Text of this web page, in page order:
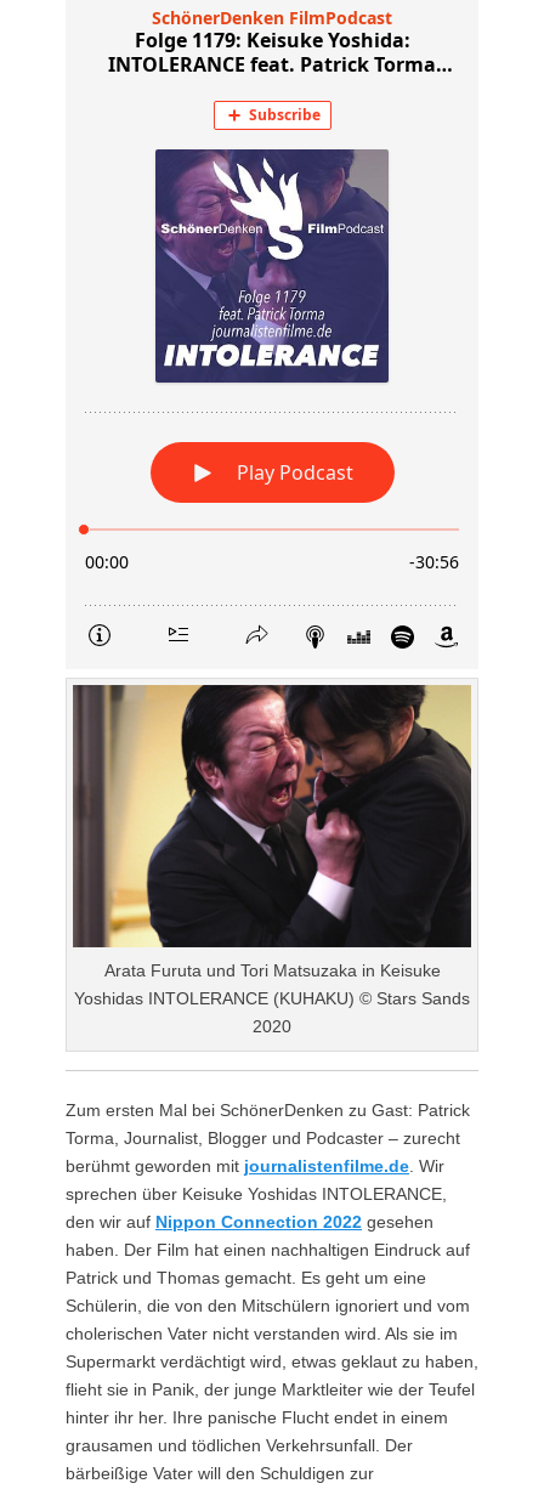
Arata Furuta und Tori Matsuzaka in Keisuke
Yoshidas INTOLERANCE (KUHAKU) © Stars Sands
2020
Zum ersten Mal bei SchönerDenken zu Gast: Patrick
Torma, Journalist, Blogger und Podcaster – zurecht
berühmt geworden mit journalistenfilme.de . Wir
sprechen über Keisuke Yoshidas INTOLERANCE,
den wir auf Nippon Connection 2022 gesehen
haben. Der Film hat einen nachhaltigen Eindruck auf
Patrick und Thomas gemacht. Es geht um eine
Schülerin, die von den Mitschülern ignoriert und vom
cholerischen Vater nicht verstanden wird. Als sie im
Supermarkt verdächtigt wird, etwas geklaut zu haben,
flieht sie in Panik, der junge Marktleiter wie der Teufel
hinter ihr her. Ihre panische Flucht endet in einem
grausamen und tödlichen Verkehrsunfall. Der
bärbeißige Vater will den Schuldigen zur